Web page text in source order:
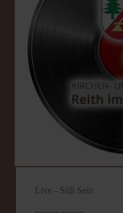
Live - Still Sein